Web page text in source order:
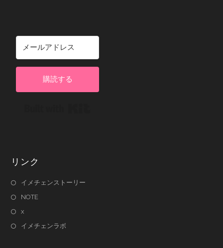
購読する
リンク
イメチェンストーリー
NOTE
x
イメチェンラボ